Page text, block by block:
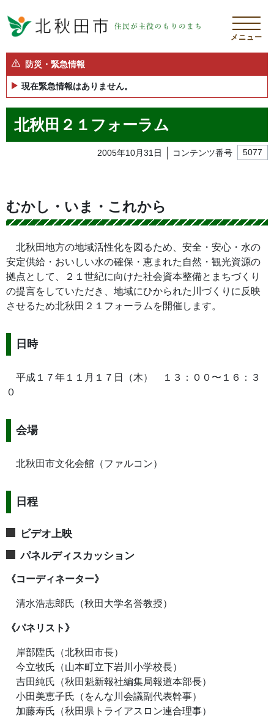
メニュー
防災・緊急情報
現在緊急情報はありません。
北秋田２１フォーラム
2005年10月31日 コンテンツ番号 5077
むかし・いま・これから
北秋田地方の地域活性化を図るため、安全・安心・水の
安定供給・おいしい水の確保・恵まれた自然・観光資源の
拠点として、２１世紀に向けた社会資本整備とまちづくり
の提言をしていただき、地域にひかられた川づくりに反映
させるため北秋田２１フォーラムを開催します。
日時
平成１７年１１月１７日（木） １３：００〜１６：３
０
会場
北秋田市文化会館（ファルコン）
日程
ビデオ上映
パネルディスカッション
《コーディネーター》
清水浩志郎氏（秋田大学名誉教授）
《パネリスト》
岸部陞氏（北秋田市長）
今立牧氏（山本町立下岩川小学校長）
吉田純氏（秋田魁新報社編集局報道本部長）
小田美恵子氏（をんな川会議副代表幹事）
加藤寿氏（秋田県トライアスロン連合理事）